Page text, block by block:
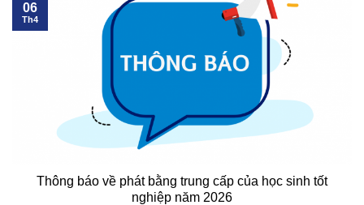
Thông báo về phát bằng trung cấp của học sinh tốt
nghiệp năm 2026
06
Th4